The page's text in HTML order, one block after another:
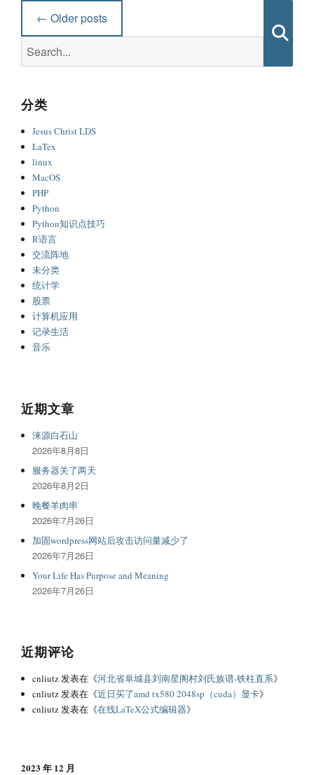
navigation
← Older posts
for:
分类
Jesus Christ LDS
LaTex
linux
MacOS
PHP
Python
Python知识点技巧
R语言
交流阵地
未分类
统计学
股票
计算机应用
记录生活
音乐
近期文章
涞源白石山
2026年8月8日
服务器关了两天
2026年8月2日
晚餐羊肉串
2026年7月26日
加固wordpress网站后攻击访问量减少了
2026年7月26日
Your Life Has Purpose and Meaning
2026年7月26日
近期评论
cnliutz发表在《河北省阜城县刘南星阁村刘氏族谱-铁柱直系》
cnliutz发表在《近日买了amd tx580 2048sp（cuda）显卡》
cnliutz发表在《在线LaTeX公式编辑器》
2023 年 12 月